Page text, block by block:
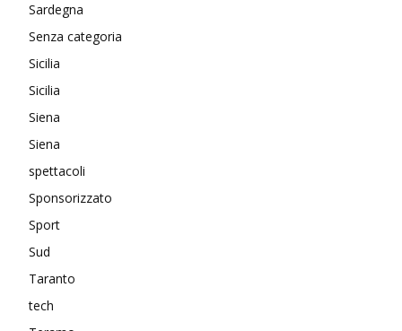
Sardegna
Senza categoria
Sicilia
Sicilia
Siena
Siena
spettacoli
Sponsorizzato
Sport
Sud
Taranto
tech